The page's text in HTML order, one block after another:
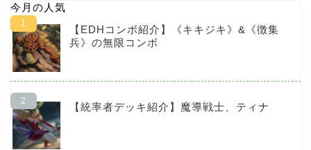
今月の人気
【EDHコンボ紹介】《キキジキ》&《徴集
兵》の無限コンボ
【統率者デッキ紹介】魔導戦士、ティナ